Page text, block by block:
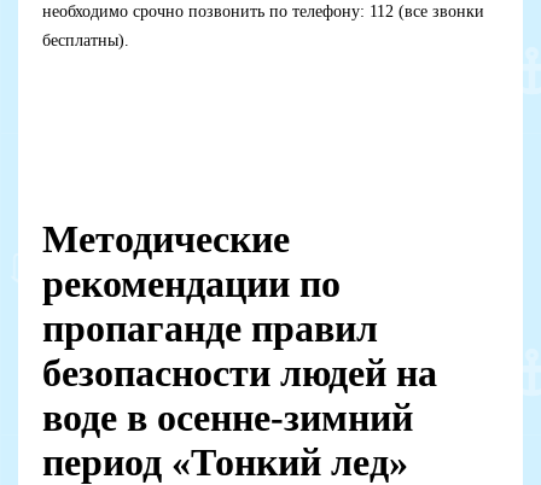
необходимо срочно позвонить по телефону: 112 (все звонки
бесплатны).
Методические
рекомендации по
пропаганде правил
безопасности людей на
воде в осенне-зимний
период «Тонкий лед»